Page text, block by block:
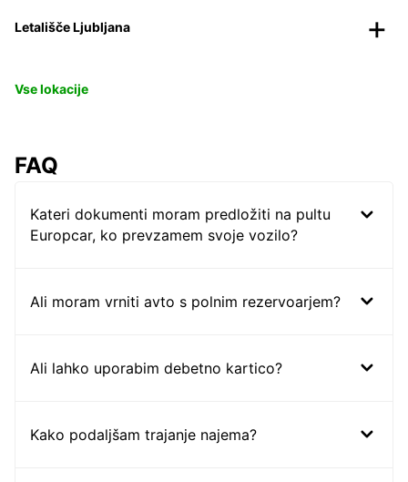
Letališče Ljubljana
Vse lokacije
FAQ
Kateri dokumenti moram predložiti na pultu
Europcar, ko prevzamem svoje vozilo?
Ali moram vrniti avto s polnim rezervoarjem?
Ali lahko uporabim debetno kartico?
Kako podaljšam trajanje najema?